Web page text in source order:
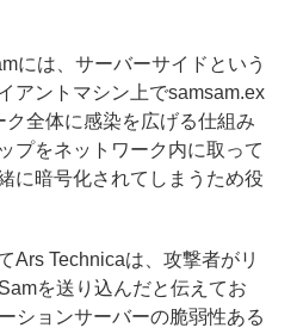
には、サーバーサイドという
アントマシン上でsamsam.ex
全体に感染を広げる仕組み
プをネットワーク内に取って
に暗号化されてしまうため役
Technicaは、攻撃者がリ
を送り込んだと伝えてお
ションサーバーの脆弱性ある